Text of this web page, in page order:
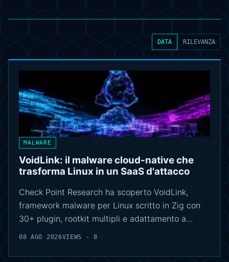
DATA RILEVANZA
MALWARE
VoidLink: il malware cloud-native che
trasforma Linux in un SaaS d'attacco
Check Point Research ha scoperto VoidLink,
framework malware per Linux scritto in Zig con
30+ plugin, rootkit multipli e adattamento a…
08 AGO 2026VIEWS - 8